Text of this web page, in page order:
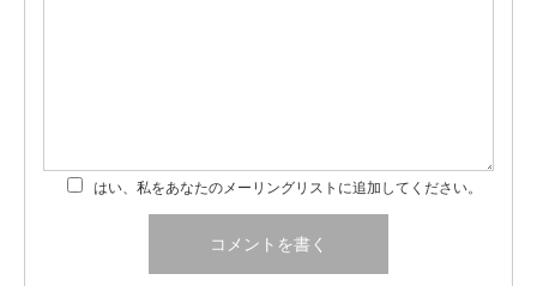
はい、私をあなたのメーリングリストに追加してください。